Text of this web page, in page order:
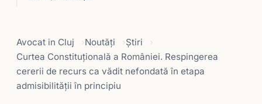
Avocat in Cluj Noutăți
Știri
Curtea Constituţională a României. Respingerea
cererii de recurs ca vădit nefondată în etapa
admisibilității în principiu